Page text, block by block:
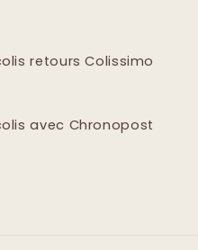
retours Colissimo
avec Chronopost